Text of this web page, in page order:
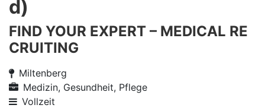
d)
FIND YOUR EXPERT – MEDICAL RE
CRUITING
Miltenberg
Medizin, Gesundheit, Pflege
Vollzeit